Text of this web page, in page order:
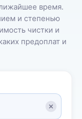
время.
и степенью
чистки и
предоплат и